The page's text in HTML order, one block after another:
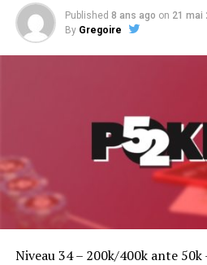
Published 8 ans ago on 21 mai
By Gregoire
Niveau 34 – 200k/400k ante 50k